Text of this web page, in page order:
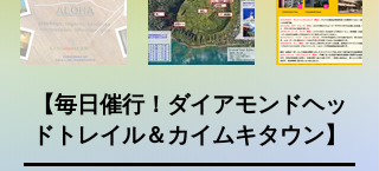
【毎日催行！ダイアモンドヘッ
ドトレイル＆カイムキタウン】